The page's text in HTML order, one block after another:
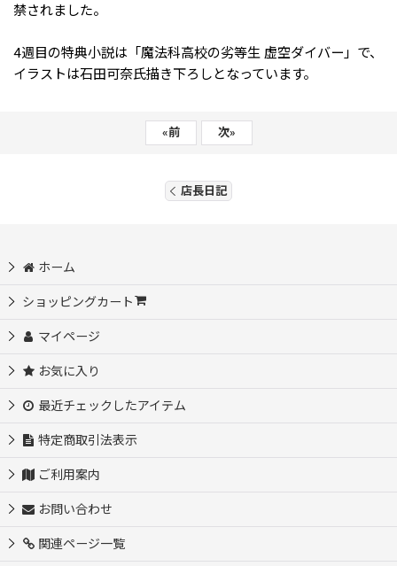
禁されました。
4週目の特典小説は「魔法科⾼校の劣等⽣ 虚空ダイバー」で、
イラストは石田可奈氏描き下ろしとなっています。
«前 次»
店長日記
ホーム
ショッピングカート
マイページ
お気に入り
最近チェックしたアイテム
特定商取引法表示
ご利用案内
お問い合わせ
関連ページ一覧